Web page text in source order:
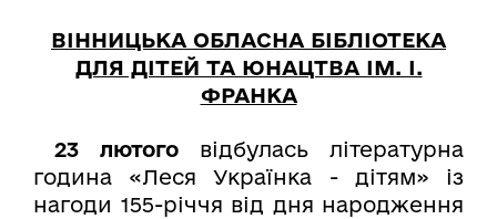
ВІННИЦЬКА ОБЛАСНА БІБЛІОТЕКА
ДЛЯ ДІТЕЙ ТА ЮНАЦТВА ІМ. І.
ФРАНКА
23 лютого відбулась літературна
година «Леся Українка - дітям» із
нагоди 155-річчя від дня народження